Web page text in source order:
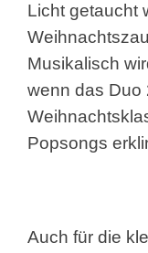
Licht getaucht
Musikalisch
wenn das Duo
Popsongs
Auch für die